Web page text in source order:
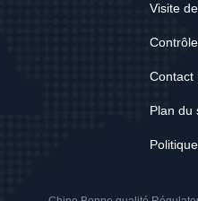
Visite
Contact
Plan du